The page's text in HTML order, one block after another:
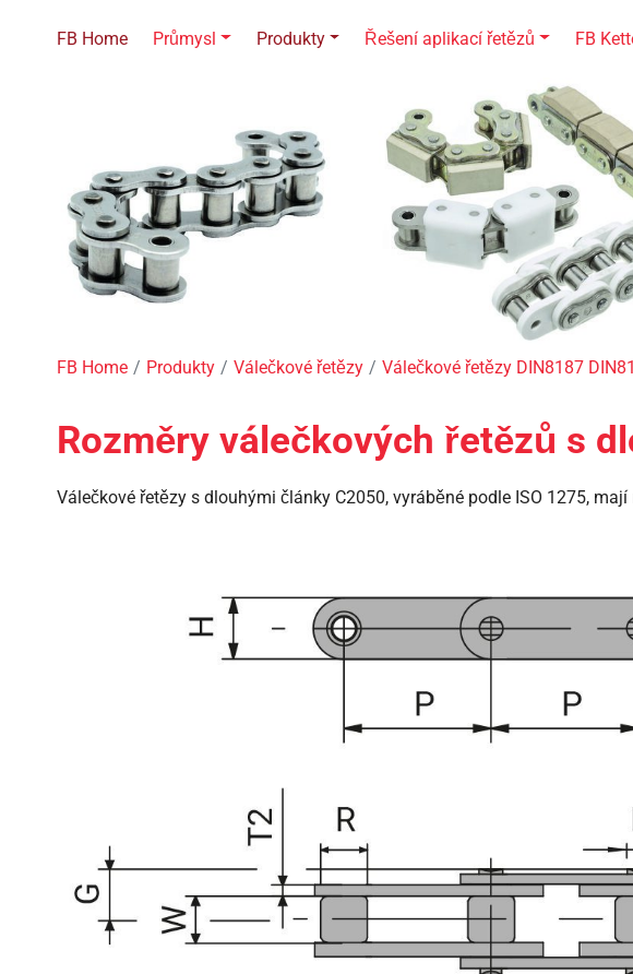
FB Home Produkty Válečkové řetězy Válečkové řetězy DIN8187
Rozměry válečkových řetězů s
Válečkové řetězy s dlouhými články C2050, vyráběné podle ISO 1275,
FB Home Průmysl Produkty Řešení aplikací řetězů FB